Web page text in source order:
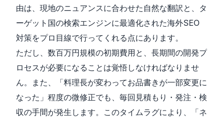
由は、現地のニュアンスに合わせた自然な翻訳と、タ
ーゲット国の検索エンジンに最適化された海外SEO
対策をプロ目線で行ってくれる点にあります。
ただし、数百万円規模の初期費用と、長期間の開発プ
ロセスが必要になることは覚悟しなければなりませ
ん。また、「料理長が変わってお品書きが一部変更に
なった」程度の微修正でも、毎回見積もり・発注・検
収の手間が発生します。このタイムラグにより、「ネ